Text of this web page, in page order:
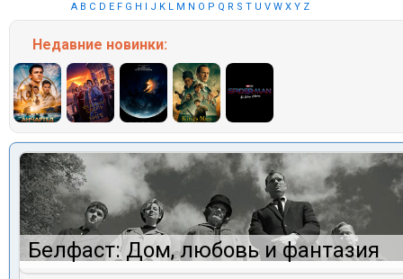
A B C D E F G H I J K L M N O P Q R S T U V W X Y Z
Недавние новинки:
Белфаст: Дом, любовь и фантазия